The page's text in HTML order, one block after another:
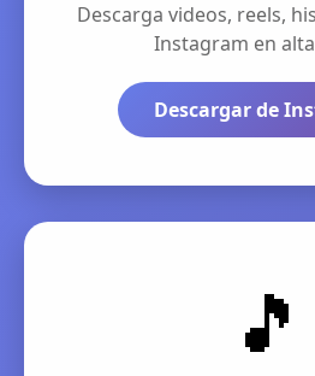
Descarga videos, reels,
Instagram en
Descargar de
🎵